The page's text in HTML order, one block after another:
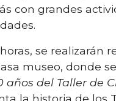
con grandes
se realizarán
museo, donde
años del Taller de
la historia de los